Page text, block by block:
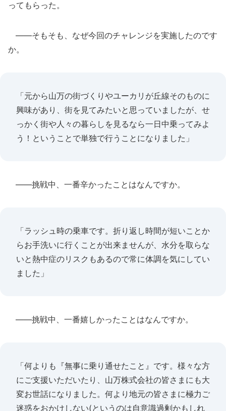
ってもらった。
――そもそも、なぜ今回のチャレンジを実施したのです
か。
「元から山万の街づくりやユーカリが丘線そのものに
興味があり、街を見てみたいと思っていましたが、せ
っかく街や人々の暮らしを見るなら一日中乗ってみよ
う！ということで単独で行うことになりました」
――挑戦中、一番辛かったことはなんですか。
「ラッシュ時の乗車です。折り返し時間が短いことか
らお手洗いに行くことが出来ませんが、水分を取らな
いと熱中症のリスクもあるので常に体調を気にしてい
ました」
――挑戦中、一番嬉しかったことはなんですか。
「何よりも『無事に乗り通せたこと』です。様々な方
にご支援いただいたり、山万株式会社の皆さまにも大
変お世話になりました。何より地元の皆さまに極力ご
迷惑をおかけしない(というのは自意識過剰かもしれ